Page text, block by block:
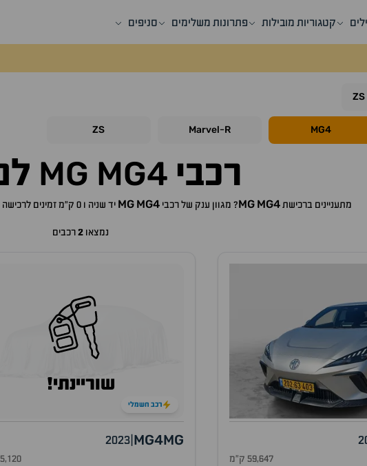
קטגוריות מובילות פתרונות משלימים סניפים
ZS
MG4
Marvel-R
ZS
רכבי MG MG4
מתעניינים ברכישת MG MG4 ? מגוון ענק של רכבי MG MG4 יד שניה ו 0 ק"מ זמינים לרכישה באתר, לכם רק נותר לבחור את ה
נמצאו 2רכבים
59,647 ק"מ
שוריינתי!
רכב חשמלי
MG
MG4
2023
55,120